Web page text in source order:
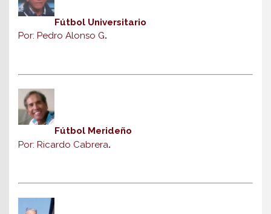
Fútbol Universitario
Por: Pedro Alonso G.
Fútbol Merideño
Por: Ricardo Cabrera.